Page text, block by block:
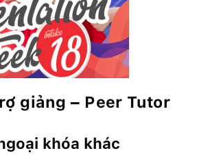
giảng – Peer Tutor
khóa khác